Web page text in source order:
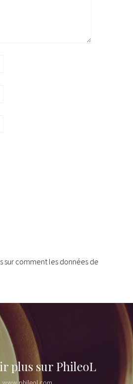
sur comment les données de
plus sur PhileoL